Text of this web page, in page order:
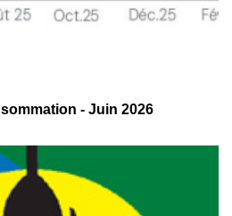
- Juin 2026